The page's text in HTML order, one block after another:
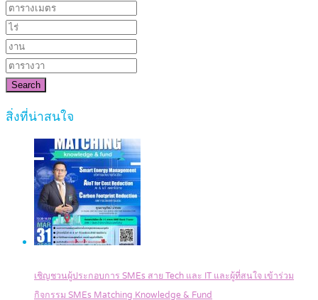
Search
สิ่งที่น่าสนใจ
เชิญชวนผู้ประกอบการ SMEs สาย Tech และ IT และผู้ที่สนใจ เข้าร่วม
กิจกรรม SMEs Matching Knowledge & Fund